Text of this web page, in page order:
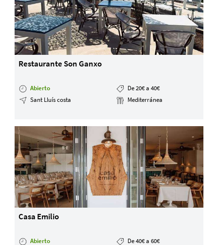
Restaurante Son Ganxo
Abierto
De 20€ a 40€
Sant Lluís costa
Mediterránea
Casa Emilio
Abierto
De 40€ a 60€